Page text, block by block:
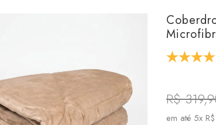
R$
em até 5x